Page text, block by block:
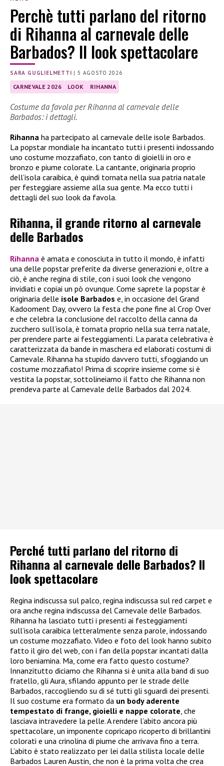
Perchè tutti parlano del ritorno
di Rihanna al carnevale delle
Barbados? Il look spettacolare
SARA GUGLIELMETTI |5 AGOSTO 2026
CARNEVALE 2026 LOOK RIHANNA
Costume da favola per Rihanna al carnevale delle
Barbados: i dettagli.
Rihanna ha partecipato al carnevale delle isole Barbados.
La popstar mondiale ha incantato tutti i presenti indossando
uno costume mozzafiato, con tanto di gioielli in oro e
bronzo e piume colorate. La cantante, originaria proprio
dell’isola caraibica, è quindi tornata nella sua patria natale
per festeggiare assieme alla sua gente. Ma ecco tutti i
dettagli del suo look da favola.
Rihanna, il grande ritorno al carnevale
delle Barbados
Rihanna è amata e conosciuta in tutto il mondo, è infatti
una delle popstar preferite da diverse generazioni e, oltre a
ciò, è anche regina di stile, con i suoi look che vengono
invidiati e copiai un pò ovunque. Come saprete la popstar è
originaria delle isole Barbados e, in occasione del Grand
Kadooment Day, ovvero la festa che pone fine al Crop Over
e che celebra la conclusione del raccolto della canna da
zucchero sull’isola, è tornata proprio nella sua terra natale,
per prendere parte ai festeggiamenti. La parata celebrativa è
caratterizzata da bande in maschera ed elaborati costumi di
Carnevale. Rihanna ha stupido davvero tutti, sfoggiando un
costume mozzafiato! Prima di scoprire insieme come si è
vestita la popstar, sottolineiamo il fatto che Rihanna non
prendeva parte al Carnevale delle Barbados dal 2024.
Perché tutti parlano del ritorno di
Rihanna al carnevale delle Barbados? Il
look spettacolare
Regina indiscussa sul palco, regina indiscussa sul red carpet e
ora anche regina indiscussa del Carnevale delle Barbados.
Rihanna ha lasciato tutti i presenti ai festeggiamenti
sull’isola caraibica letteralmente senza parole, indossando
un costume mozzafiato. Video e foto del look hanno subito
fatto il giro del web, con i fan della popstar incantati dalla
loro beniamina. Ma, come era fatto questo costume?
Innanzitutto diciamo che Rihanna si è unita alla band di suo
fratello, gli Aura, sfilando appunto per le strade delle
Barbados, raccogliendo su di sé tutti gli sguardi dei presenti.
Il suo costume era formato da un body aderente
tempestato di frange, gioielli e nappe colorate , che
lasciava intravedere la pelle. A rendere l’abito ancora più
spettacolare, un imponente copricapo ricoperto di brillantini
colorati e una crinolina di piume che arrivava fino a terra.
L’abito è stato realizzato per lei dalla stilista locale delle
Barbados Lauren Austin, che non è la prima volta che crea